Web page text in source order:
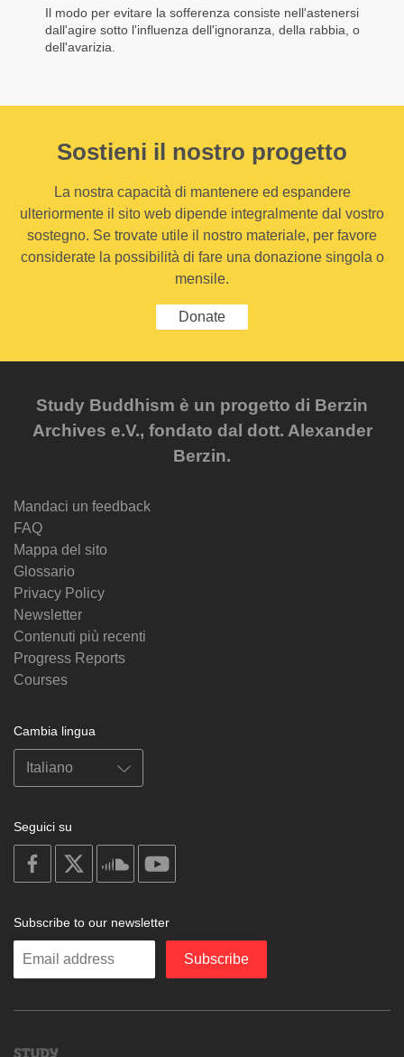
Il modo per evitare la sofferenza consiste nell'astenersi
dall'agire sotto l'influenza dell'ignoranza, della rabbia, o
dell'avarizia.
Sostieni il nostro progetto
La nostra capacità di mantenere ed espandere
ulteriormente il sito web dipende integralmente dal vostro
sostegno. Se trovate utile il nostro materiale, per favore
considerate la possibilità di fare una donazione singola o
mensile.
Donate
Study Buddhism è un progetto di Berzin
Archives e.V., fondato dal dott. Alexander
Berzin.
Mandaci un feedback
FAQ
Mappa del sito
Glossario
Privacy Policy
Newsletter
Contenuti più recenti
Progress Reports
Courses
Cambia lingua
Seguici su
on
facebook
soundcloud
Subscribe to our newsletter
Enter
Subscribe
Study